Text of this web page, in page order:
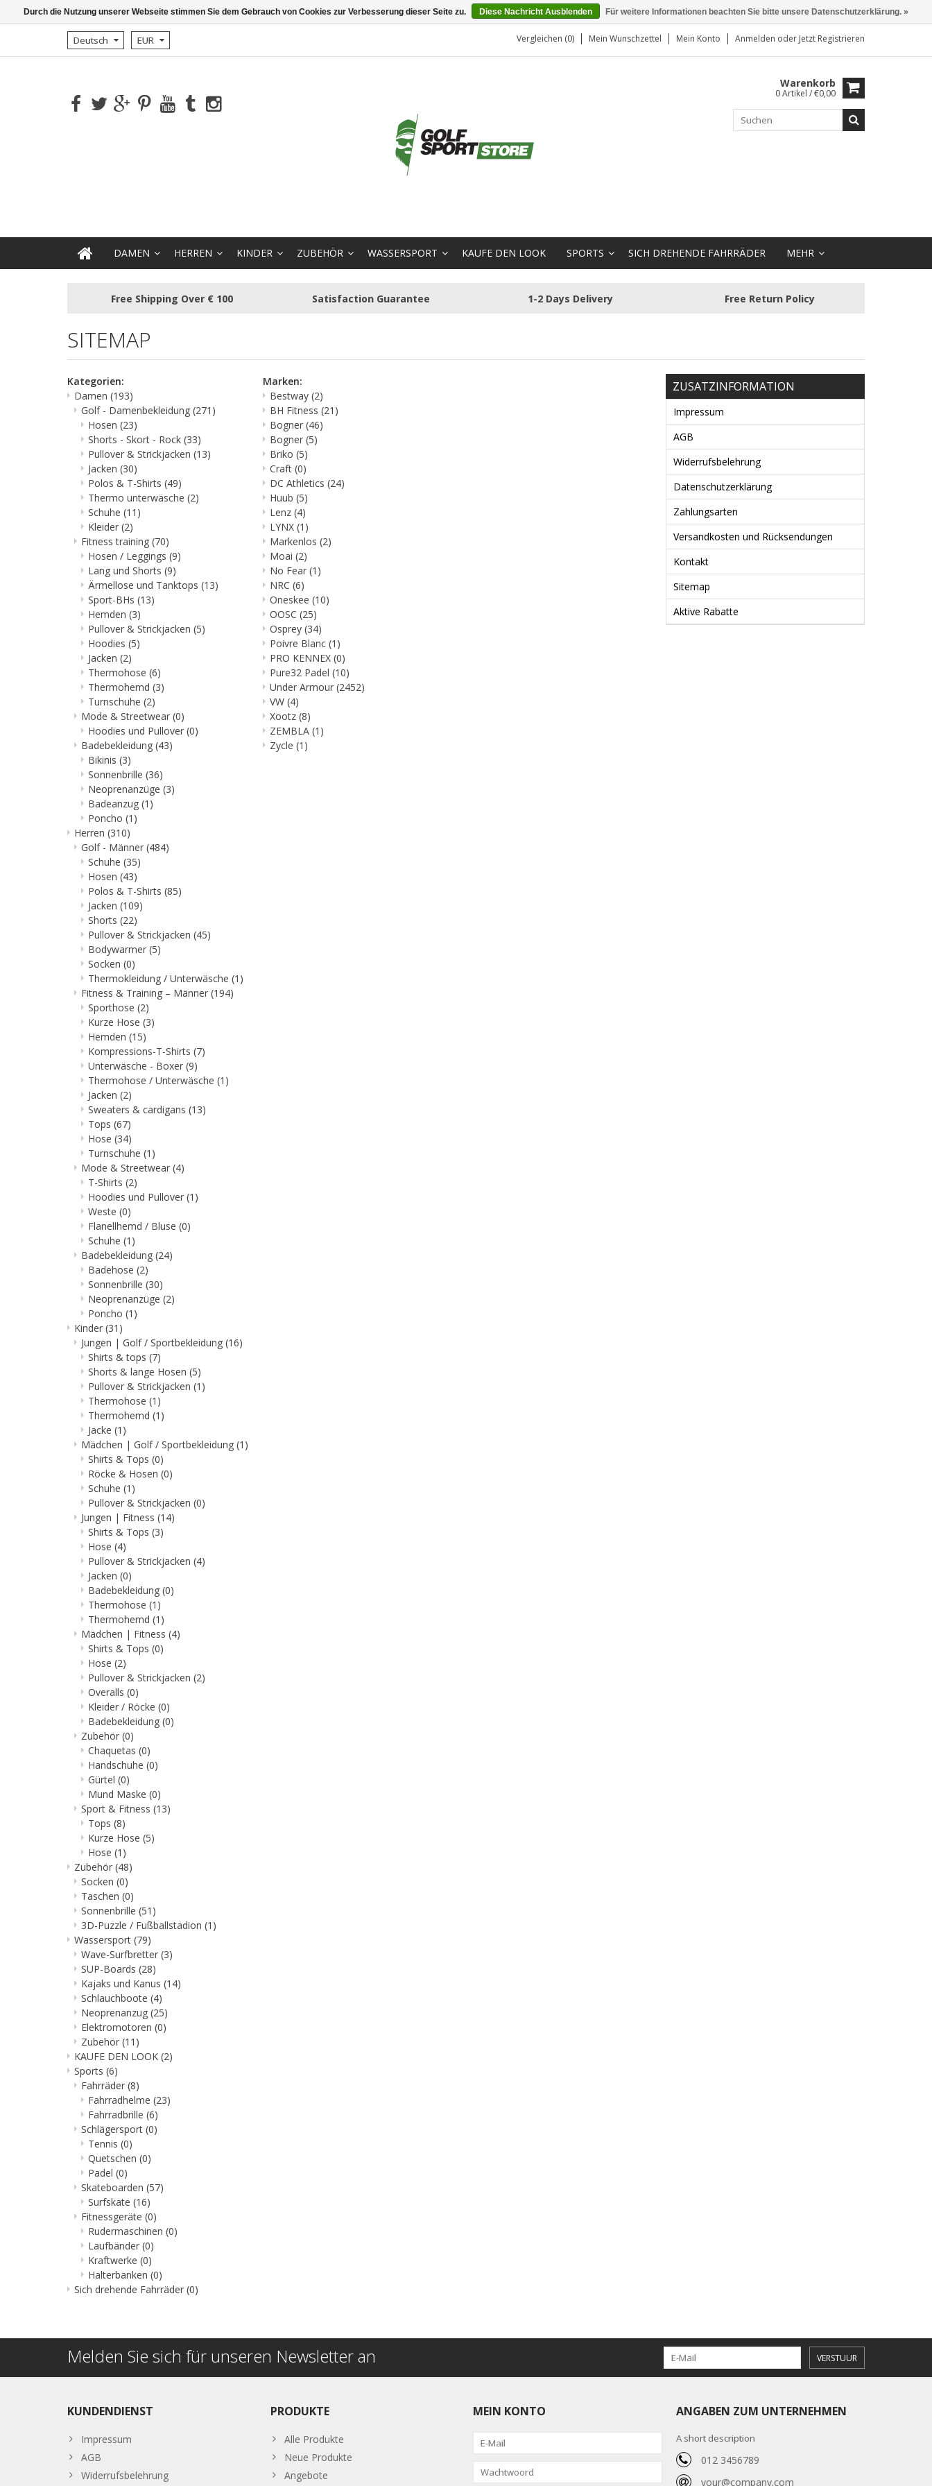
Deutsch EUR Vergleichen (0) Mein Wunschzettel Mein Konto Anmelden oder Jetzt Registrieren
Warenkorb
0 Artikel / €0,00
DAMEN HERREN KINDER ZUBEHÖR WASSERSPORT KAUFE DEN LOOK SPORTS SICH DREHENDE FAHRRÄDER MEHR
Free Shipping Over € 100 Satisfaction Guarantee 1-2 Days Delivery Free Return Policy
SITEMAP
Kategorien:
Damen (193)
Golf - Damenbekleidung (271)
Hosen (23)
Shorts - Skort - Rock (33)
Pullover & Strickjacken (13)
Jacken (30)
Polos & T-Shirts (49)
Thermo unterwäsche (2)
Schuhe (11)
Kleider(2)
Fitness training (70)
Hosen / Leggings (9)
Lang und Shorts (9)
Ärmellose und Tanktops (13)
Sport-BHs (13)
Hemden (3)
Pullover & Strickjacken (5)
Hoodies (5)
Jacken (2)
Thermohose (6)
Thermohemd (3)
Turnschuhe (2)
Mode & Streetwear(0)
Hoodies und Pullover(0)
Badebekleidung (43)
Bikinis (3)
Sonnenbrille (36)
Neoprenanzüge (3)
Badeanzug (1)
Poncho (1)
Herren (310)
Golf - Männer(484)
Schuhe (35)
Hosen (43)
Polos & T-Shirts (85)
Jacken (109)
Shorts (22)
Pullover & Strickjacken (45)
Bodywarmer(5)
Socken (0)
Thermokleidung / Unterwäsche (1)
Fitness & Training – Männer(194)
Sporthose (2)
Kurze Hose (3)
Hemden (15)
Kompressions-T-Shirts (7)
Unterwäsche - Boxer(9)
Thermohose / Unterwäsche (1)
Jacken (2)
Sweaters & cardigans (13)
Tops (67)
Hose (34)
Turnschuhe (1)
Mode & Streetwear(4)
T-Shirts (2)
Hoodies und Pullover(1)
Weste (0)
Flanellhemd / Bluse (0)
Schuhe (1)
Badebekleidung (24)
Badehose (2)
Sonnenbrille (30)
Neoprenanzüge (2)
Poncho (1)
Kinder(31)
Jungen | Golf / Sportbekleidung (16)
Shirts & tops (7)
Shorts & lange Hosen (5)
Pullover & Strickjacken (1)
Thermohose (1)
Thermohemd (1)
Jacke (1)
Mädchen | Golf / Sportbekleidung (1)
Shirts & Tops (0)
Röcke & Hosen (0)
Schuhe (1)
Pullover & Strickjacken (0)
Jungen | Fitness (14)
Shirts & Tops (3)
Hose (4)
Pullover & Strickjacken (4)
Jacken (0)
Badebekleidung (0)
Thermohose (1)
Thermohemd (1)
Mädchen | Fitness (4)
Shirts & Tops (0)
Hose (2)
Pullover & Strickjacken (2)
Overalls (0)
Kleider / Röcke (0)
Badebekleidung (0)
Zubehör(0)
Chaquetas (0)
Handschuhe (0)
Gürtel (0)
Mund Maske (0)
Sport & Fitness (13)
Tops (8)
Kurze Hose (5)
Hose (1)
Zubehör(48)
Socken (0)
Taschen (0)
Sonnenbrille (51)
3D-Puzzle / Fußballstadion (1)
Wassersport (79)
Wave-Surfbretter(3)
SUP-Boards (28)
Kajaks und Kanus (14)
Schlauchboote (4)
Neoprenanzug (25)
Elektromotoren (0)
Zubehör(11)
KAUFE DEN LOOK (2)
Sports (6)
Fahrräder(8)
Fahrradhelme (23)
Fahrradbrille (6)
Schlägersport (0)
Tennis (0)
Quetschen (0)
Padel (0)
Skateboarden (57)
Surfskate (16)
Fitnessgeräte (0)
Rudermaschinen (0)
Laufbänder(0)
Kraftwerke (0)
Halterbanken (0)
Sich drehende Fahrräder(0)
Marken:
Bestway (2)
BH Fitness (21)
Bogner(46)
Bogner(5)
Briko (5)
Craft (0)
DC Athletics (24)
Huub (5)
Lenz (4)
LYNX (1)
Markenlos (2)
Moai (2)
No Fear(1)
NRC (6)
Oneskee (10)
OOSC (25)
Osprey (34)
Poivre Blanc (1)
PRO KENNEX (0)
Pure32 Padel (10)
Under Armour(2452)
VW (4)
Xootz (8)
ZEMBLA (1)
Zycle (1)
ZUSATZINFORMATION
Impressum
AGB
Widerrufsbelehrung
Datenschutzerklärung
Zahlungsarten
Versandkosten und Rücksendungen
Kontakt
Sitemap
Aktive Rabatte
Melden Sie sich für unseren Newsletter an VERSTUUR
KUNDENDIENST
Impressum
AGB
Widerrufsbelehrung
PRODUKTE
Alle Produkte
Neue Produkte
Angebote
MEIN KONTO ANGABEN ZUM UNTERNEHMEN
A short description
012 3456789
your@company.com
Durch die Nutzung unserer Webseite stimmen Sie dem Gebrauch von Cookies zur Verbesserung dieser Seite zu. Diese Nachricht Ausblenden Für weitere Informationen beachten Sie bitte unsere Datenschutzerklärung. »